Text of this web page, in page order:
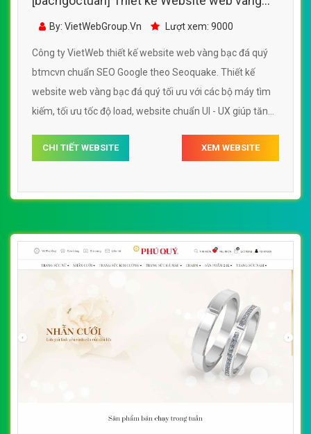
bạc đá quý - btmcvn
By: VietWebGroup.Vn Lượt xem: 9000
Công ty VietWeb thiết kế website web vàng bạc đá quý
btmcvn chuẩn SEO Google theo Seoquake. Thiết kế
website web vàng bạc đá quý tối ưu với các bộ máy tìm
kiếm, tối ưu tốc độ load, website chuẩn UI - UX giúp tăng
quý btmcvn
CHI TIẾT WEBSITE XEM WEBSITE